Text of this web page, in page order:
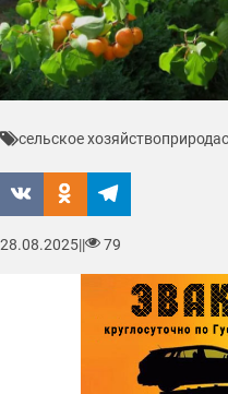
сельское хозяйствоприрода
28.08.2025|| 79